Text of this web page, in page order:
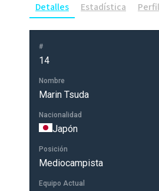
Detalles Estadística Perfil
#
14
Nombre
Marin Tsuda
Nacionalidad
Japón
Posición
Mediocampista
Equipo Actual